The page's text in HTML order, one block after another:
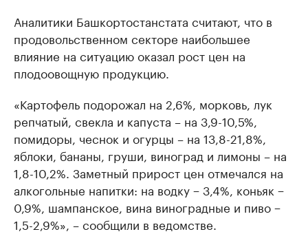
Аналитики Башкортостанстата считают, что в
продовольственном секторе наибольшее
влияние на ситуацию оказал рост цен на
плодоовощную продукцию.
«Картофель подорожал на 2,6%, морковь, лук
репчатый, свекла и капуста – на 3,9-10,5%,
помидоры, чеснок и огурцы – на 13,8-21,8%,
яблоки, бананы, груши, виноград и лимоны – на
1,8-10,2%. Заметный прирост цен отмечался на
алкогольные напитки: на водку − 3,4%, коньяк −
0,9%, шампанское, вина виноградные и пиво −
1,5-2,9%», – сообщили в ведомстве.